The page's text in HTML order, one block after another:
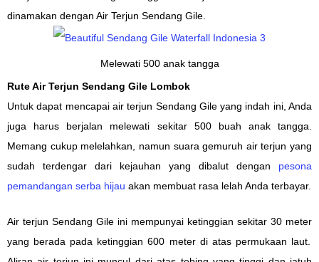
dinamakan dengan Air Terjun Sendang Gile.
Melewati 500 anak tangga
Rute Air Terjun Sendang Gile Lombok
Untukdapat mencapai air terjun Sendang Gile yang indah ini, Anda
juga harus berjalan melewati sekitar 500 buah anak tangga.
Memang cukup melelahkan, namun suara gemuruh airterjun yang
sudah terdengar dari kejauhan yang dibalut dengan pesona
pemandangan serba hijau akan membuat rasa lelah Anda terbayar.
Air terjun Sendang Gile ini mempunyai ketinggian sekitar 30 meter
yang berada pada ketinggian 600 meter di atas permukaan laut.